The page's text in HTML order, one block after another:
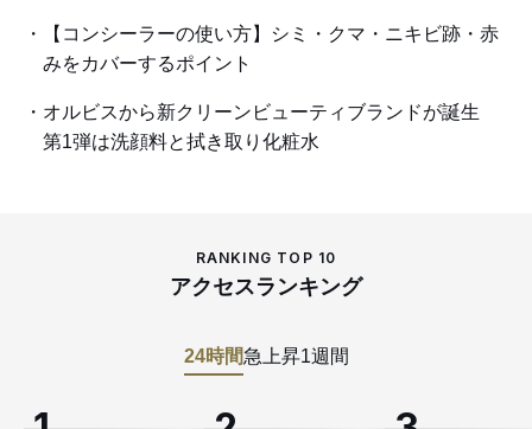
【コンシーラーの使い方】シミ・クマ・ニキビ跡・赤
みをカバーするポイント
オルビスから新クリーンビューティブランドが誕生
第1弾は洗顔料と拭き取り化粧水
RANKING TOP 10
アクセスランキング
24時間急上昇1週間